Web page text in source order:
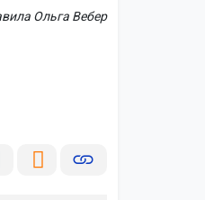
Ольга Вебер